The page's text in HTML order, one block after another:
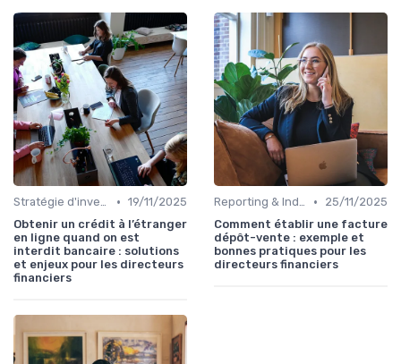
Stratégie d'investissement • 19/11/2025
Obtenir un crédit à l’étranger
en ligne quand on est
interdit bancaire : solutions
et enjeux pour les directeurs
financiers
Reporting & Indicateurs •
25/11/2025
Comment établir une facture
dépôt-vente : exemple et
bonnes pratiques pour les
directeurs financiers